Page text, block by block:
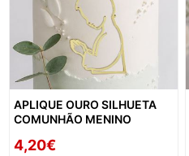
APLIQUE OURO SILHUETA
COMUNHÃO MENINO
4,20€